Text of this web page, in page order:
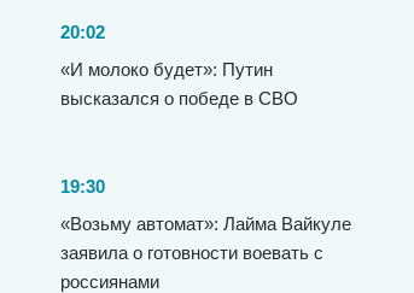
20:02
«И молоко будет»: Путин
высказался о победе в СВО
19:30
«Возьму автомат»: Лайма Вайкуле
заявила о готовности воевать с
россиянами